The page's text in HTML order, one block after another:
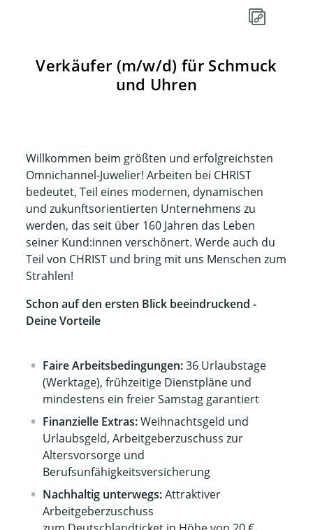
Verkäufer (m/w/d) für Schmuck
und Uhren
Willkommen beim größten und erfolgreichsten
Omnichannel-Juwelier! Arbeiten bei CHRIST
bedeutet, Teil eines modernen, dynamischen
und zukunftsorientierten Unternehmens zu
werden, das seit über 160 Jahren das Leben
seiner Kund:innen verschönert. Werde auch du
Teil von CHRIST und bring mit uns Menschen zum
Strahlen!​​
Schon auf den ersten Blick beeindruckend -
Deine Vorteile
Faire Arbeitsbedingungen:36 Urlaubstage
(Werktage), frühzeitige Dienstpläne und
mindestens ein freier Samstag garantiert
Finanzielle Extras:Weihnachtsgeld und
Urlaubsgeld, Arbeitgeberzuschuss zur
Altersvorsorge und
Berufsunfähigkeitsversicherung
Nachhaltig unterwegs:Attraktiver
Arbeitgeberzuschuss